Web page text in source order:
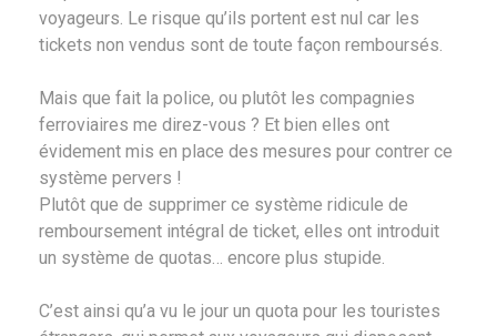
voyageurs. Le risque qu’ils portent est nul car les
tickets non vendus sont de toute façon remboursés.
Mais que fait la police, ou plutôt les compagnies
ferroviaires me direz-vous ? Et bien elles ont
évidement mis en place des mesures pour contrer ce
système pervers !
Plutôt que de supprimer ce système ridicule de
remboursement intégral de ticket, elles ont introduit
un système de quotas… encore plus stupide.
C’est ainsi qu’a vu le jour un quota pour les touristes